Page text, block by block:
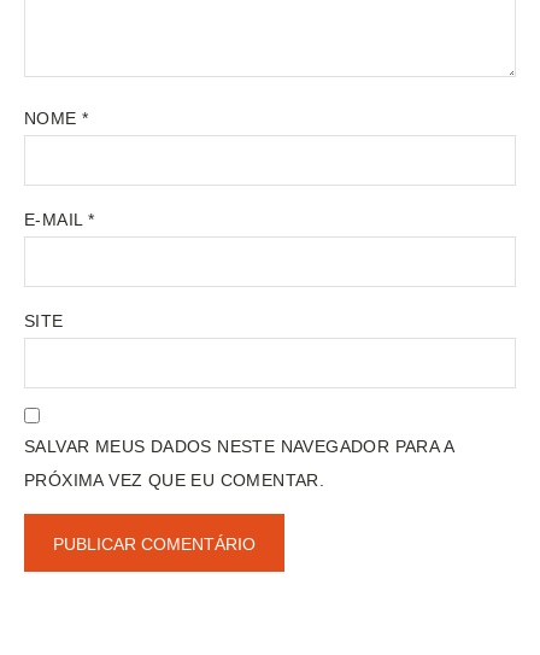
NOME *
E-MAIL *
SITE
SALVAR MEUS DADOS NESTE NAVEGADOR PARA A
PRÓXIMA VEZ QUE EU COMENTAR.